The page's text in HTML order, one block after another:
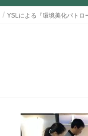
YSLによる『環境美化パトロ